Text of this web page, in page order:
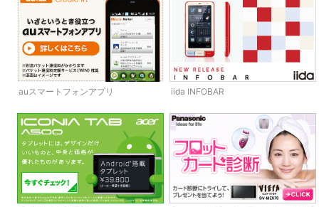
auスマートフォンアプリ iida INFOBAR